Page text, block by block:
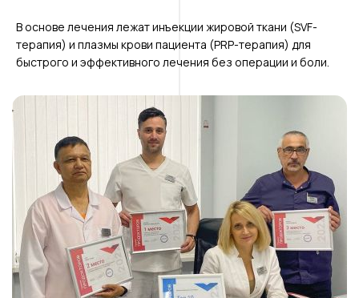
В основе лечения лежат инъекции жировой ткани (SVF-
терапия) и плазмы крови пациента (PRP-терапия) для
быстрого и эффективного лечения без операции и боли.